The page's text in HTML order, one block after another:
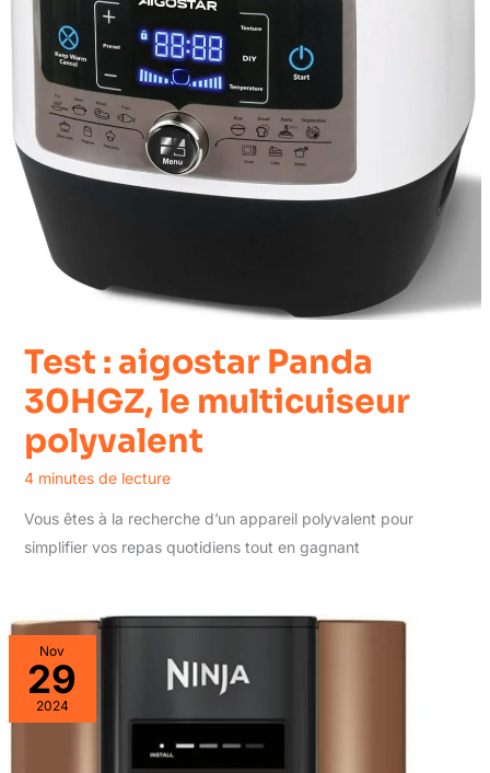
Test : aigostar Panda
30HGZ, le multicuiseur
polyvalent
4 minutes de lecture
Vous êtes à la recherche d’un appareil polyvalent pour
simplifier vos repas quotidiens tout en gagnant
Nov
29
2024